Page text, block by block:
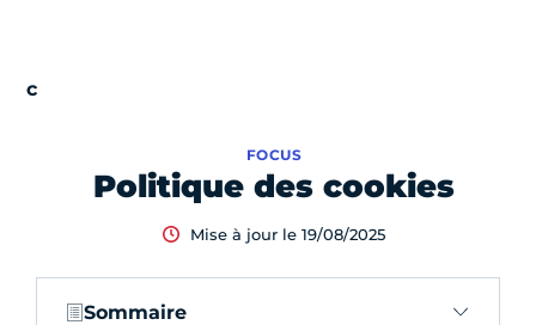
Politique des cookies
FOCUS
Mise à jour le 19/08/2025
Sommaire